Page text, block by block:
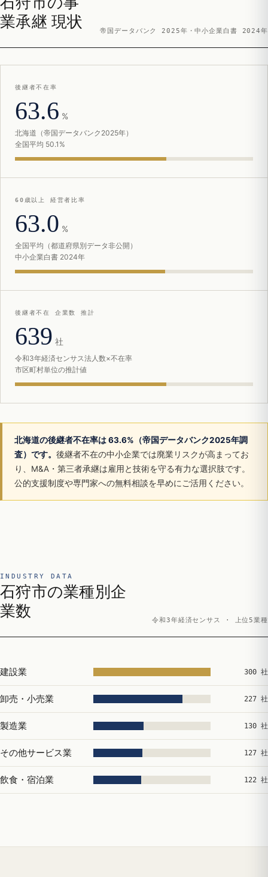
業承継 現状
帝国データバンク 2025年・中小企業白書 2024年
後継者不在率
63.6 %
北海道（帝国データバンク2025年）
全国平均 50.1%
60歳以上 経営者比率
63.0 %
全国平均（都道府県別データ非公開）
中小企業白書 2024年
後継者不在 企業数 推計
639 社
令和3年経済センサス法人数×不在率
市区町村単位の推計値
北海道の後継者不在率は 63.6%（帝国データバンク2025年調
査）です。 後継者不在の中小企業では廃業リスクが高まってお
り、M&A・第三者承継は雇用と技術を守る有力な選択肢です。
公的支援制度や専門家への無料相談を早めにご活用ください。
INDUSTRY DATA
石狩市の業種別企
業数
令和3年経済センサス · 上位5業種
建設業 300 社
卸売・小売業 227 社
製造業 130 社
その他サービス業 127 社
飲食・宿泊業 122 社